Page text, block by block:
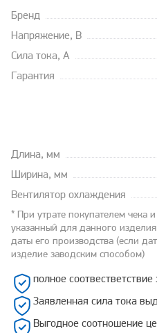
Бренд
Напряжение, В
Сила тока, А
Гарантия
Длина, мм
Ширина, мм
Вентилятор охлаждения
* При утрате покупателем чека
указанный для данного изделия
даты его производства (если
изделие заводским способом)
полное
Заявленная сила тока
Выгодное соотношение